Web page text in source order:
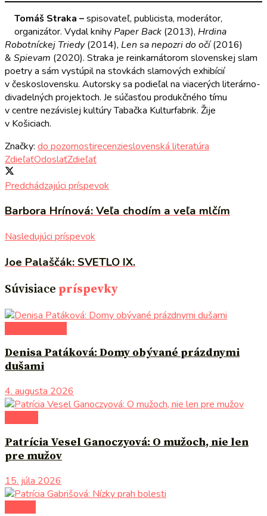
Tomáš Straka –spisovateľ, publicista, moderátor,
organizátor. Vydal knihy Paper Back (2013), Hrdina
Robotníckej Triedy(2014), Len sa nepozri do očí(2016)
& Spievam (2020). Straka je reinkarnátorom slovenskej slam
poetry a sám vystúpil na stovkách slamových exhibícií
v československu. Autorsky sa podieľal na viacerých literárno-
divadelných projektoch. Je súčasťou produkčného tímu
v centre nezávislej kultúry Tabačka Kulturfabrik. Žije
v Košiciach.
Značky: do pozornostirecenzieslovenská literatúra
ZdieľaťOdoslaťZdieľať
Predchádzajúci príspevok
Barbora Hrínová: Veľa chodím a veľa mlčím
Nasledujúci príspevok
Joe Palaščák: SVETLO IX.
Súvisiace príspevky
Denisa Patáková: Domy obývané prázdnymi
dušami
4. augusta 2026
Patrícia Vesel Ganoczyová: O mužoch, nie len
pre mužov
15. júla 2026